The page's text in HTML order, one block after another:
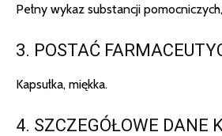
Pełny wykaz substancji
3. POSTAĆ
Kapsułka, miękka.
4. SZCZEGÓŁOWE DANE